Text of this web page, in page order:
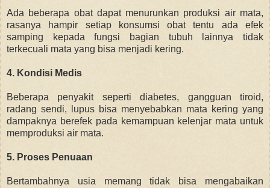
Ada beberapa obat dapat menurunkan produksi air mata,
rasanya hampir setiap konsumsi obat tentu ada efek
samping kepada fungsi bagian tubuh lainnya tidak
terkecuali mata yang bisa menjadi kering.
4. Kondisi Medis
Beberapa penyakit sepertidiabetes, gangguan tiroid,
radang sendi, lupus bisa menyebabkan mata kering yang
dampaknya berefek pada kemampuan kelenjar mata untuk
memproduksi air mata.
5. Proses Penuaan
Bertambahnya usia memang tidak bisa mengabaikan